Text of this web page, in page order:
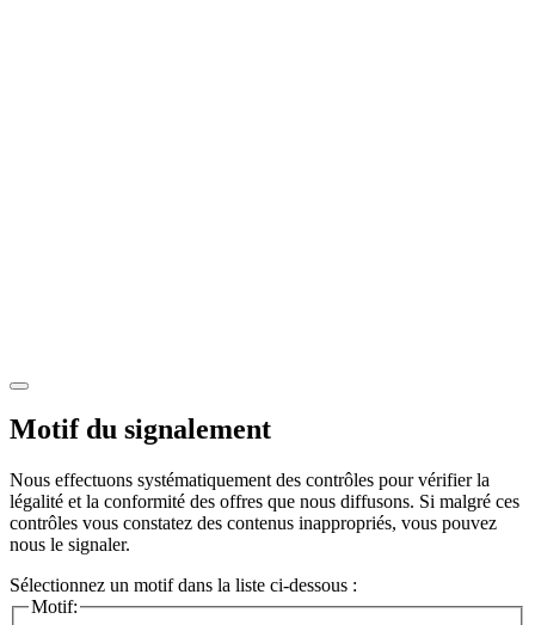
Motif du signalement
Nous effectuons systématiquement des contrôles pour vérifier la
légalité et la conformité des offres que nous diffusons. Si malgré ces
contrôles vous constatez des contenus inappropriés, vous pouvez
nous le signaler.
Sélectionnez un motif dans la liste ci-dessous :
Motif: